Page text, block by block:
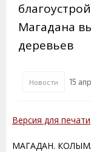
Магадана
деревьев
Новости 15
Версия для печати
МАГАДАН.